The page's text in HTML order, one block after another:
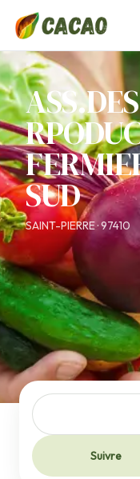
ASS.DES
SUD
SAINT-PIERRE · 97410
Suivre